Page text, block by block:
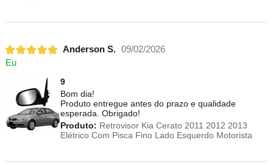
Anderson S. 09/02/2026
Eu
9
Bom dia!
Produto entregue antes do prazo e qualidade
esperada. Obrigado!
Produto: Retrovisor Kia Cerato 2011 2012 2013
Elétrico Com Pisca Fino Lado Esquerdo Motorista